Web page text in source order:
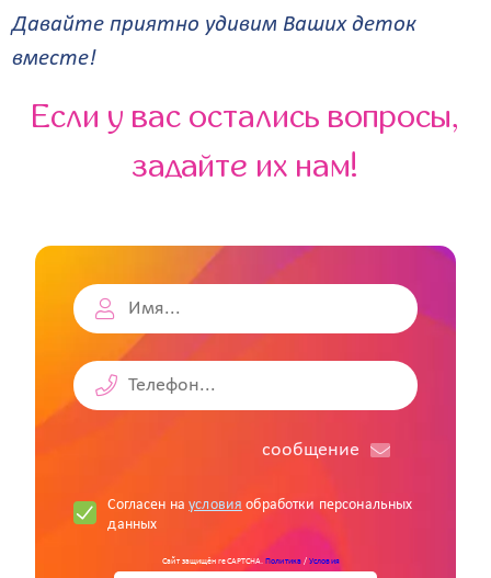
Давайте приятно удивим Ваших деток
вместе!
Если у вас остались вопросы,
задайте их нам!
cообщение
Согласен наусловия обработки персональных
данных
Сайт защищён reCAPTCHA.Политика/Условия